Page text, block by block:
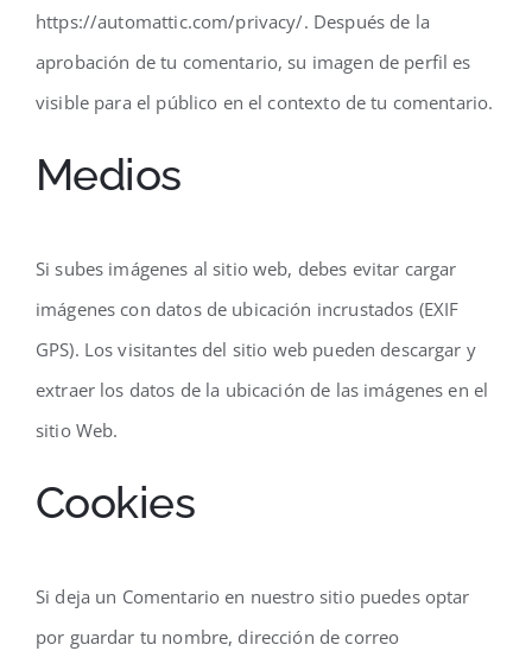
https://automattic.com/privacy/. Después de la
aprobación de tu comentario, su imagen de perfil es
visible para el público en el contexto de tu comentario.
Medios
Si subes imágenes al sitio web, debes evitar cargar
imágenes con datos de ubicación incrustados (EXIF
GPS). Los visitantes del sitio web pueden descargar y
extraer los datos de la ubicación de las imágenes en el
sitio Web.
Cookies
Si deja un Comentario en nuestro sitio puedes optar
por guardar tu nombre, dirección de correo